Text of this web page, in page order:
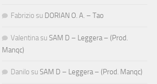
Fabrizio su DORIAN O. A. – Tao
Valentina su SAM D – Leggera – (Prod.
Manqc)
Danilo su SAM D – Leggera – (Prod. Manqc)